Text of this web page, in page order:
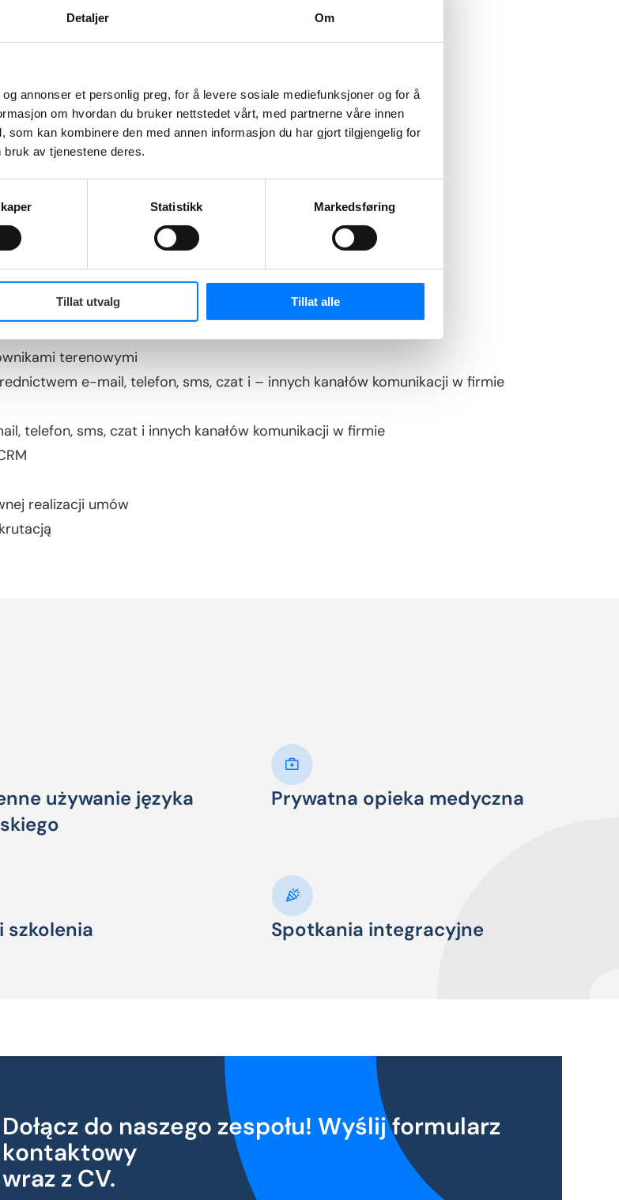
Detaljer Om
annonser et personlig preg, for å levere sosiale mediefunksjoner og for å
om hvordan du bruker nettstedet vårt, med partnerne våre innen
som kan kombinere den med annen informasjon du har gjort tilgjengelig for
av tjenestene deres.
Statistikk Markedsføring
Tillat utvalg Tillat alle
terenowymi
e-mail, telefon, sms, czat i – innych kanałów komunikacji w firmie
telefon, sms, czat i innych kanałów komunikacji w firmie
realizacji umów
i zarządzaniu czasem
używanie języka
Prywatna opieka medyczna
szkolenia Spotkania integracyjne
Dołącz do naszego zespołu! Wyślij formularz
kontaktowy
wraz z CV.